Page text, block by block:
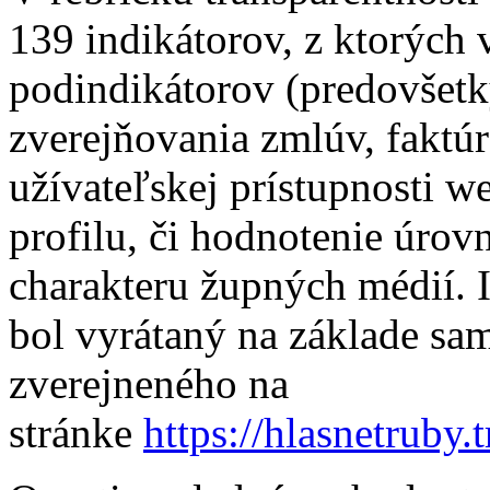
139 indikátorov, z ktorých
podindikátorov
zverejňovania zmlúv,
užívateľskej prístupnosti
profilu, či hodnotenie
charakteru župných
bol vyrátaný na základe
zverejneného na
stránke https://